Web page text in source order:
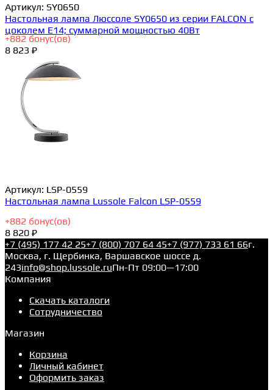
Артикул: SY0650
Настольная лампа Люссоле SY0650 из серии FALCON с
цоколем E14; суммарной мощностью 40Вт
+882 бонус(ов)
8 823 ₽
Артикул: LSP-0559
Настольная лампа Lussole Falcon LSP-0559
+882 бонус(ов)
8 820 ₽
+7 (495) 177 42 25+7 (800) 707 64 45+7 (977) 733 61 66г.
Москва, г. Щербинка, Варшавское шоссе д.
243info@shop.lussole.ruПн-Пт 09:00—17:00
Компания
Скачать каталоги
Сотрудничество
Магазин
Корзина
Личный кабинет
Оформить заказ